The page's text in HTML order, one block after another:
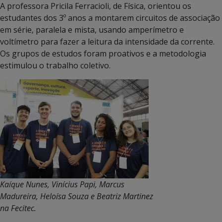
A professora Pricila Ferracioli, de Física, orientou os
estudantes dos 3º anos a montarem circuitos de associação
em série, paralela e mista, usando amperímetro e
voltímetro para fazer a leitura da intensidade da corrente.
Os grupos de estudos foram proativos e a metodologia
estimulou o trabalho coletivo.
Kaíque Nunes, Vinícius Papi, Marcus
Madureira, Heloísa Souza e Beatriz Martinez
na Fecitec.